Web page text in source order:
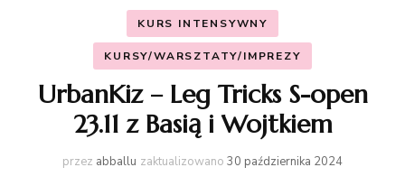
KURS INTENSYWNY
KURSY/WARSZTATY/IMPREZY
UrbanKiz – Leg Tricks S-open
23.11 z Basią i Wojtkiem
przez abballu zaktualizowano 30 października 2024